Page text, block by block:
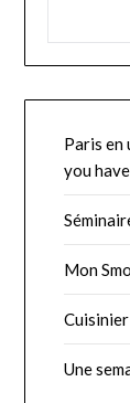
Paris en
you
Mon
Une